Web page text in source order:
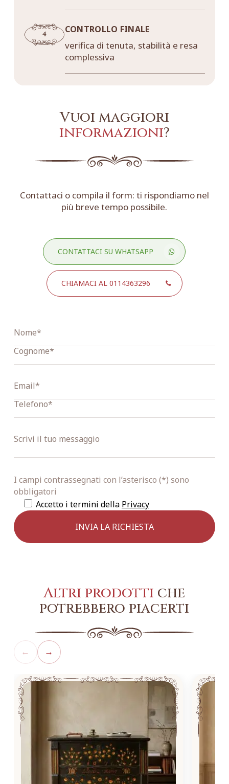
CONTROLLO FINALE
verifica di tenuta, stabilità e resa
complessiva
Vuoi maggiori
informazioni?
Contattaci o compila il form: ti rispondiamo nel
più breve tempo possibile.
CONTATTACI SU WHATSAPP
CHIAMACI AL 0114363296
I campi contrassegnati con l’asterisco (*) sono
obbligatori
Accetto i termini della Privacy
Altri prodotti che
potrebbero piacerti
← →